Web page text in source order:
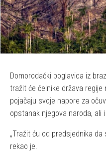
Domorodački poglavica iz
tražit će čelnike država
pojačaju svoje napore za
opstanak njegova naroda, ali
Tražit ću od predsjednika da
rekao je.